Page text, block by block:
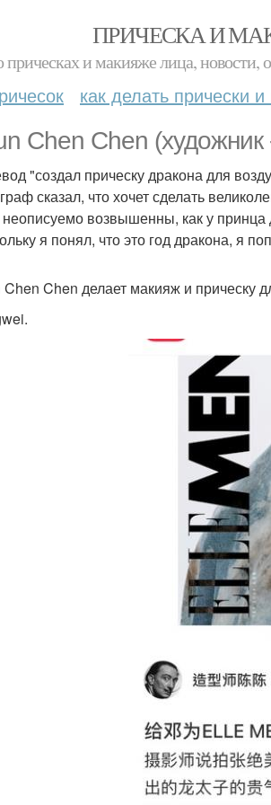
ПРИЧЕСКА И
и макияже лица, новости,
как делать прически
Chen Chen
"создал прическу дракона для
сказал, что хочет сделать
возвышенны, как у
я понял, что это год дракона, я
Chen Chen делает макияж и прическу